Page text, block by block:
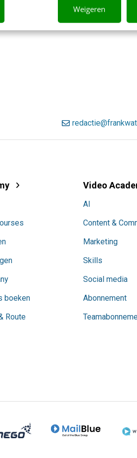
Weigeren
boeken
Route
Video
AI
Content &
Marketing
Skills
Social media
Abonnement